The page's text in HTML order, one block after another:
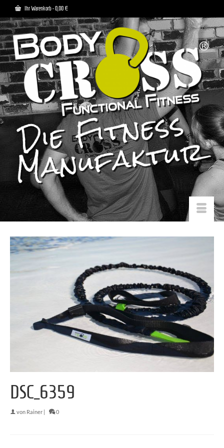
Ihr Warenkorb-0,00 €
DSC_6359
von Rainer 0